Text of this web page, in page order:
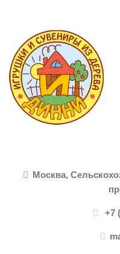
Москва,
+7